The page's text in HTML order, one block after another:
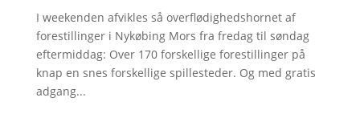
I weekenden afvikles så overflødighedshornet af
forestillinger i Nykøbing Mors fra fredag til søndag
eftermiddag: Over 170 forskellige forestillinger på
knap en snes forskellige spillesteder. Og med gratis
adgang...